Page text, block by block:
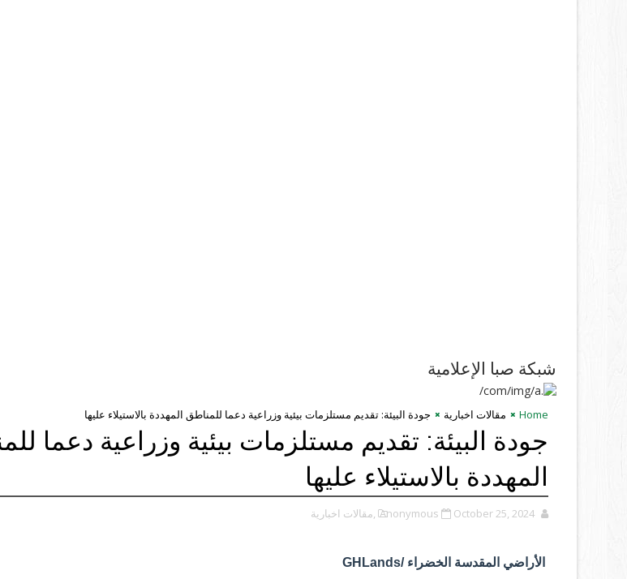
شبكة صبا الإعلامية
Home مقالات اخبارية جودة البيئة: تقديم مستلزمات بيئية وزراعية دعما للمناطق المهددة بالاستيلاء عليها
جودة البيئة: تقديم مستلزمات بيئية وزراعية دعما
المهددة بالاستيلاء عليها
Anonymous October 25, 2024 ,مقالات اخبارية
الأراضي المقدسة الخضراء /GHLands